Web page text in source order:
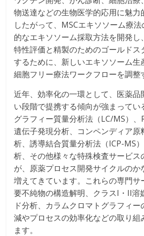
物送達などの生物医学的応用に魅力
したがって、MSCエキソソーム療
的なエキソソーム採取方法を開発し
特性評価と精製のためのゴールドス
するために、新しいエキソソーム生
細胞フリー療法ワークフローを調整
近年、効率化の一環として、医薬品
い段階で提携する傾向が強まってい
グラフィー質量分析法（LC/MS）、
遺伝子発現分析、コンペンディア原
析、誘導結合質量分析法（ICP-MS
析、その他様々な特殊検査サービス
が、原薬プロセス開発サイクルのか
増えてきています。これらの専門サ
要不純物の構造解明、クラスI・II溶
ド分析、カラムクロマトグラフィ
減やプロセスの効率化などの取り組
ます。